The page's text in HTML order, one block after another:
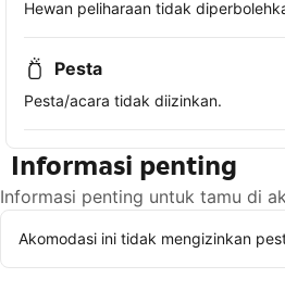
Hewan peliharaan tidak
Pesta
Pesta/acara tidak diizinkan.
Informasi penting
Informasi penting untuk tamu di
Akomodasi ini tidak mengizinkan